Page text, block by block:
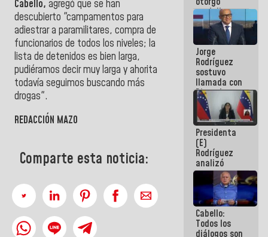
Cabello, agregó que se han
descubierto "campamentos para
adiestrar a paramilitares, compra de
funcionarios de todos los niveles; la
lista de detenidos es bien larga,
pudiéramos decir muy larga y ahorita
todavía seguimos buscando más
drogas".
REDACCIÓN MAZO
Comparte esta noticia:
medalla
"Héroe de
Venezuela"
a servidores
públicos
Jorge
Rodríguez
sostuvo
llamada con
Dinorah
Figuera y
acuerdan
primer
encuentro
presencial
para el
diálogo
Presidenta
(E)
Rodríguez
analizó
junto a
gobernadores
planes de
recuperación
del Sistema
Eléctrico
Cabello:
Todos los
diálogos son